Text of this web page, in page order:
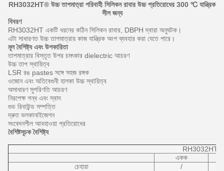
RH3032HT® উচ্চ তাপমাত্রা পরিবাহী সিলিকন রাবার উচ্চ প্রতিরোধের 300 ℃ যান্ত্রিক
সীল জন্য
বিবরণ
RH3032HT একটি ধরনের কঠিন সিলিকন রাবার, DBPH দ্বারা অনুঘটক।
এটা সাধারণত উচ্চ তাপমাত্রায় কাজ যান্ত্রিক অংশ ব্যবহার করা যেতে পারে।
মূল বৈশিষ্ট্য এবং উপকারিতা
তাপমাত্রার বিস্তৃত উপর চমৎকার dielectric আচরণ
উচ্চ তাপ স্থায়িত্ব
LSR রঙ pastes সঙ্গে সহজ রঙ্গক
ওজোন এবং অতিবেগুনী হালকা উচ্চ স্থায়িত্ব
অসাধারণ সুপরিণতি আচরণ
নিরপেক্ষ গন্ধ এবং স্বাদ
গুড রিবাউন্ড সম্পত্তি
দ্রুত ভলকানাইজেশন
সংবেদনশীল আবহাওয়া প্রতিরোধের
বৈশিষ্টসূচক বৈশিষ্ট্য
RH3032HT®
একক
চেহারা
/